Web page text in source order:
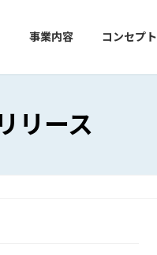
事業内容 コンセプト
リース